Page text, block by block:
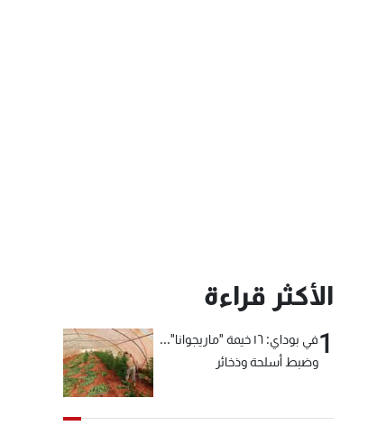
الأكثر قراءة
1
في بوداي: ١٦ خيمة "ماريجوانا"...
وضبط أسلحة وذخائر